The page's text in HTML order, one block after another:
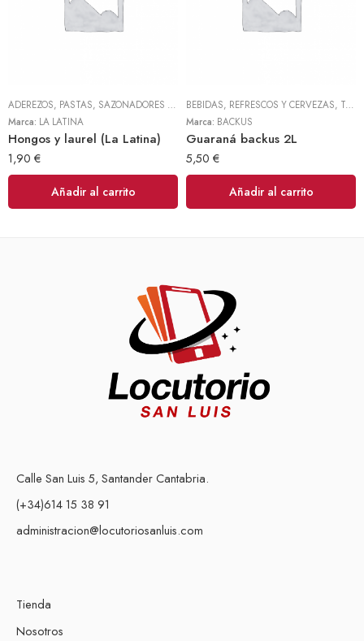
ADEREZOS, PASTAS, SAZONADORES Y CONDIMENTOS ,TODOS
Marca: LA LATINA
Hongos y laurel (La Latina)
1,90 €
Añadir al carrito
BEBIDAS, REFRESCOS Y CERVEZAS, TODOS
Marca: BACKUS
Guaraná backus 2L
5,50 €
Añadir al carrito
Calle San Luis 5, Santander Cantabria.
(+34)614 15 38 91
administracion@locutoriosanluis.com
Tienda
Nosotros